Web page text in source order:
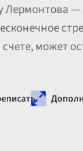
Лермонтова
может